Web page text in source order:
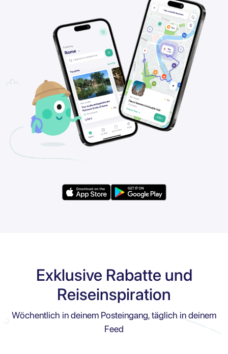
Exklusive Rabatte und
Reiseinspiration
Wöchentlich in deinem Posteingang, täglich in deinem
Feed